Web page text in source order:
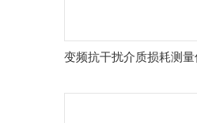
变频抗干扰介质损耗测